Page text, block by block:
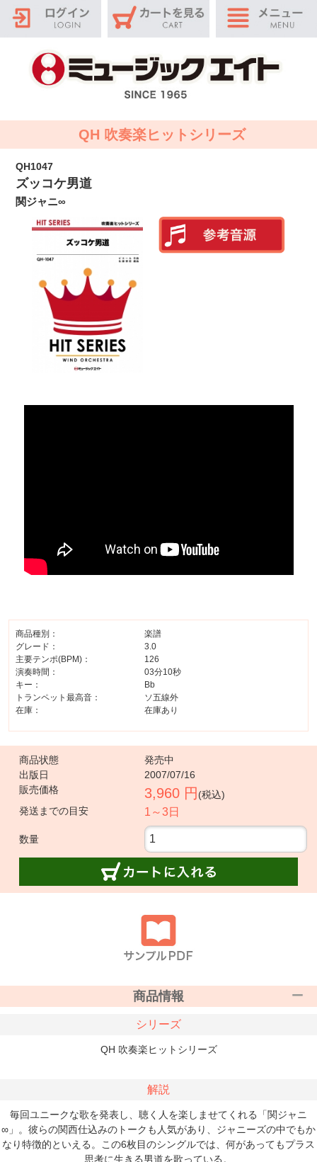
QH 吹奏楽ヒットシリーズ
QH1047
ズッコケ男道
関ジャニ∞
商品種別：
楽譜
グレード：
3.0
主要テンポ(BPM)：
126
演奏時間：
03分10秒
キー：
Bb
トランペット最高音：
ソ五線外
在庫：
在庫あり
商品状態
発売中
出版日
2007/07/16
販売価格
3,960 円 (税込)
発送までの目安
1～3日
数量
商品情報
シリーズ
QH 吹奏楽ヒットシリーズ
解説
毎回ユニークな歌を発表し、聴く人を楽しませてくれる「関ジャニ
∞」。彼らの関西仕込みのトークも人気があり、ジャニーズの中でもか
なり特徴的といえる。この6枚目のシングルでは、何があってもプラス
思考に生きる男道を歌っている。